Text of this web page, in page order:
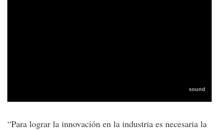
“Para lograr la innovación en la industria es necesaria la